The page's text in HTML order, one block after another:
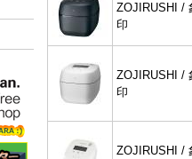
ZOJIRUSHI /
印
ZOJIRUSHI /
印
ZOJIRUSHI /